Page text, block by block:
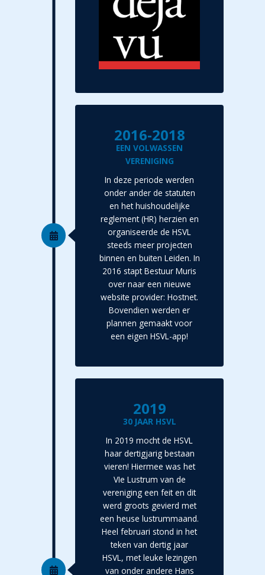
2016-2018
EEN VOLWASSEN
VERENIGING
In deze periode werden
onder ander de statuten
en het huishoudelijke
reglement (HR) herzien en
organiseerde de HSVL
steeds meer projecten
binnen en buiten Leiden. In
2016 stapt Bestuur Muris
over naar een nieuwe
website provider: Hostnet.
Bovendien werden er
plannen gemaakt voor
een eigen HSVL-app!
2019
30 JAAR HSVL
In 2019 mocht de HSVL
haar dertigjarig bestaan
vieren! Hiermee was het
VIe Lustrum van de
vereniging een feit en dit
werd groots gevierd met
een heuse lustrummaand.
Heel februari stond in het
teken van dertig jaar
HSVL, met leuke lezingen
van onder andere Hans